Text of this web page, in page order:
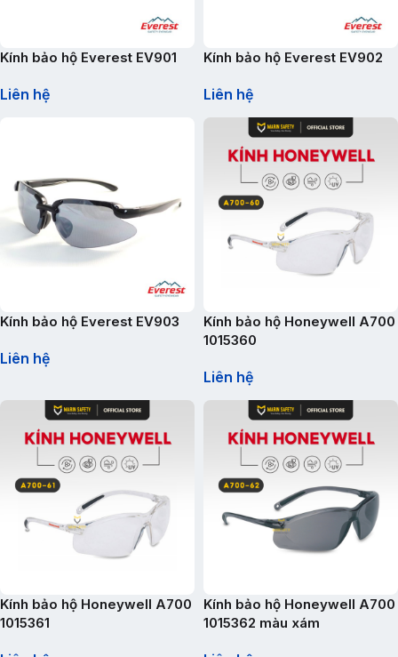
Kính bảo hộ Everest EV901
Liên hệ
Kính bảo hộ Everest EV902
Liên hệ
Kính bảo hộ Everest EV903
Liên hệ
Kính bảo hộ Honeywell A700
1015360
Liên hệ
Kính bảo hộ Honeywell A700
1015361
Kính bảo hộ Honeywell A700
1015362 màu xám